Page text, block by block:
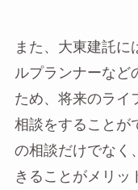
また、大東建託に
ルプランナーなど
ため、将来のライ
相談をすることが
の相談だけでなく
きることがメリッ